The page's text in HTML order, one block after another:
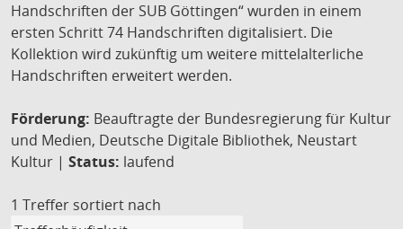
Handschriften der SUB Göttingen“ wurden in einem
ersten Schritt 74 Handschriften digitalisiert. Die
Kollektion wird zukünftig um weitere mittelalterliche
Handschriften erweitert werden.
Förderung: Beauftragte der Bundesregierung für Kultur
und Medien, Deutsche Digitale Bibliothek, Neustart
Kultur | Status: laufend
1 Treffer sortiert nach